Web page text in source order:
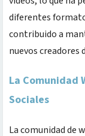
diferentes
contribuido a
nuevos creadores
La Comunidad
Sociales
La comunidad de